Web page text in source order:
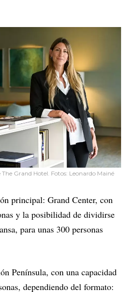
Grand Hotel. Fotos: Leonardo Mainé
principal: Grand Center, con
y la posibilidad de dividirse
para unas 300 personas
Península, con una capacidad
dependiendo del formato: